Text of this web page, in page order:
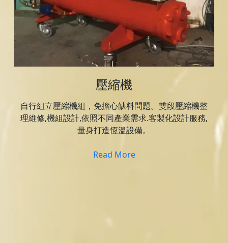
壓縮機
自行組立壓縮機組，免擔心缺料問題。雙段壓縮機整
理維修,機組設計,依照不同產業需求.客製化設計服務,
量身打造恆溫設備。
Read More